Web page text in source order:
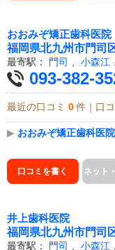
おおみぞ矯正歯科医院
福岡県北九州市門司
最寄駅： 門司 小森江
093-382-
最近の口コミ 0 件｜口
▶ おおみぞ矯正歯科医
口コミを書く ネット
井上歯科医院
福岡県北九州市門司
最寄駅： 門司 小森江